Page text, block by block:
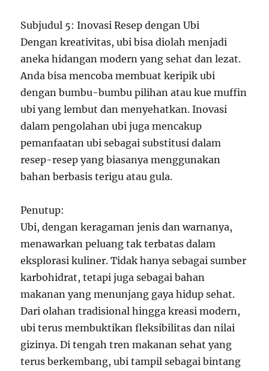
Subjudul 5: Inovasi Resep dengan Ubi
Dengan kreativitas, ubi bisa diolah menjadi
aneka hidangan modern yang sehat dan lezat.
Anda bisa mencoba membuat keripik ubi
dengan bumbu-bumbu pilihan atau kue muffin
ubi yang lembut dan menyehatkan. Inovasi
dalam pengolahan ubi juga mencakup
pemanfaatan ubi sebagai substitusi dalam
resep-resep yang biasanya menggunakan
bahan berbasis terigu atau gula.
Penutup:
Ubi, dengan keragaman jenis dan warnanya,
menawarkan peluang tak terbatas dalam
eksplorasi kuliner. Tidak hanya sebagai sumber
karbohidrat, tetapi juga sebagai bahan
makanan yang menunjang gaya hidup sehat.
Dari olahan tradisional hingga kreasi modern,
ubi terus membuktikan fleksibilitas dan nilai
gizinya. Di tengah tren makanan sehat yang
terus berkembang, ubi tampil sebagai bintang